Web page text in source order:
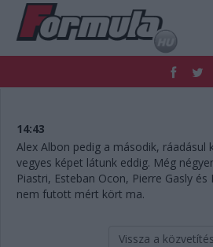
FORMULA
NEMZETKÖZI
RETRO
PODCAST
SHOP
LIVE
14:43
Alex Albon pedig a második, ráadásul
vegyes képet látunk eddig. Még
Piastri, Esteban Ocon, Pierre Gasly
nem futott mért kört ma.
Vissza a